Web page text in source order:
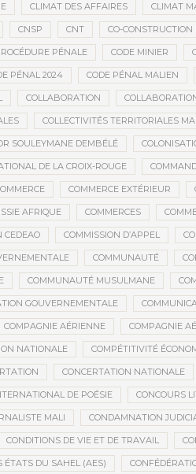
CLIMAT DES AFFAIRES CLIMAT
CNSP CNT CO-
PÉNALE CODE MINIER
PÉNAL 2024 CODE PÉNAL MALIEN
COLLABORATION
COLLECTIVITÉS TERRITORIALES
SOULEYMANE DEMBÉLÉ
DE LA CROIX-ROUGE
COMMERCE EXTÉRIEUR
AFRIQUE COMMERCES
CEDEAO COMMISSION D’APPEL
COMMUNAUTÉ
COMMUNAUTÉ MUSULMANE
GOUVERNEMENTALE
COMPAGNIE AÉRIENNE COMPAGNIE
NATIONALE COMPÉTITIVITÉ
CONCERTATION NATIONALE
DE POÉSIE CONCOURS
MALI CONDAMNATION
CONDITIONS DE VIE ET DE TRAVAIL
ÉTATS DU SAHEL (AES)